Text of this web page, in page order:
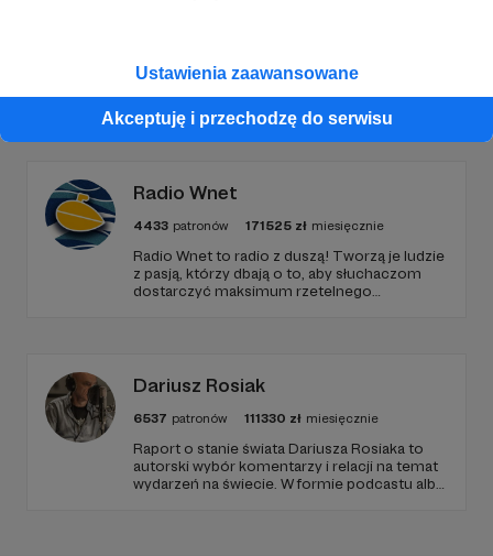
Ustawienia zaawansowane
Akceptuję i przechodzę do serwisu
Promowani autorzy
Radio Wnet
4433 patronów 171525 zł miesięcznie
Radio Wnet to radio z duszą! Tworzą je ludzie
z pasją, którzy dbają o to, aby słuchaczom
dostarczyć maksimum rzetelnego
Dariusz Rosiak
6537 patronów 111330 zł miesięcznie
Raport o stanie świata Dariusza Rosiaka to
autorski wybór komentarzy i relacji na temat
wydarzeń na świecie. W formie podcastu albo